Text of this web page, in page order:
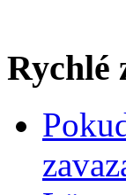
Rychlé